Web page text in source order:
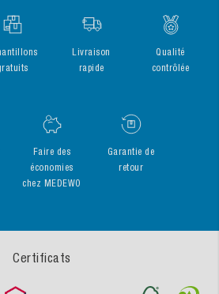
Livraison
rapide
Qualité
contrôlée
Faire des
économies
chez MEDEWO
Garantie de
retour
Certificats